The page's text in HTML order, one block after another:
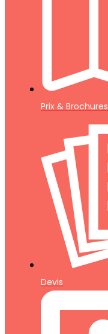
Prix & Brochures
Devis